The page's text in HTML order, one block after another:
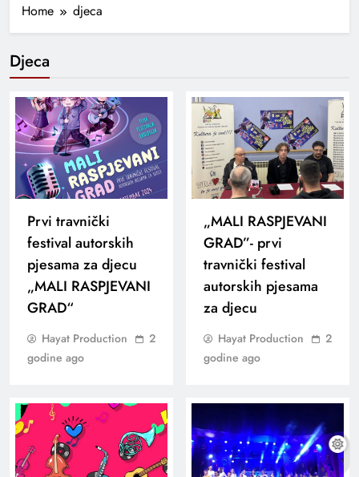
Home djeca
Djeca
Prvi travnički
festival autorskih
pjesama za djecu
„MALI RASPJEVANI
GRAD“
Hayat Production
2
godine ago
„MALI RASPJEVANI
GRAD”- prvi
travnički festival
autorskih pjesama
za djecu
Hayat Production
2
godine ago